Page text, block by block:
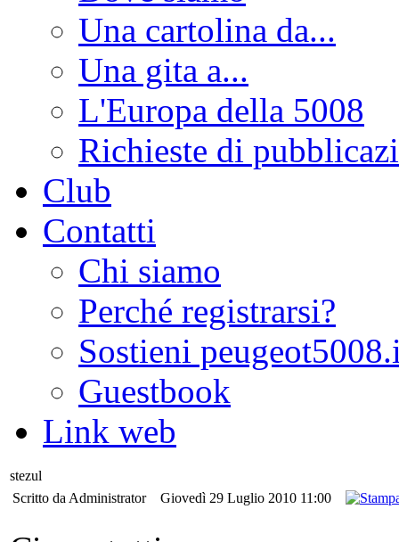
Una cartolina da...
Una gita a...
L'Europa della 5008
Richieste di
Club
Contatti
Chi siamo
Perché registrarsi?
Sostieni
Guestbook
Link web
stezul
Scritto da Administrator
Giovedì 29 Luglio 2010 11:00